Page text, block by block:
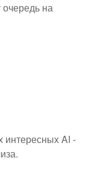
на
интересных AI -